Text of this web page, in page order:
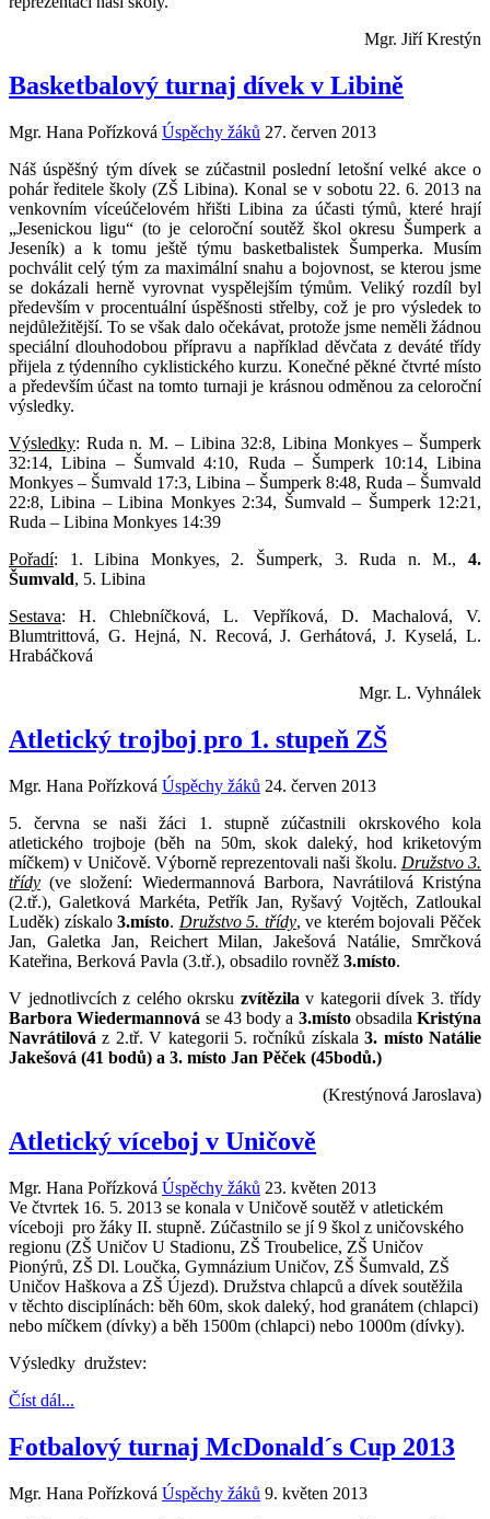
Mgr. Jiří Krestýn
Basketbalový turnaj dívek v Libině
Mgr. Hana Pořízková Úspěchy žáků 27. červen 2013
Náš úspěšný tým dívek se zúčastnil poslední letošní velké akce o
pohár ředitele školy (ZŠ Libina). Konal se v sobotu 22. 6. 2013 na
venkovním víceúčelovém hřišti Libina za účasti týmů, které hrají
„Jesenickou ligu“ (to je celoroční soutěž škol okresu Šumperk a
Jeseník) a k tomu ještě týmu basketbalistek Šumperka. Musím
pochválit celý tým za maximální snahu a bojovnost, se kterou jsme
se dokázali herně vyrovnat vyspělejším týmům. Veliký rozdíl byl
především v procentuální úspěšnosti střelby, což je pro výsledek to
nejdůležitější. To se však dalo očekávat, protože jsme neměli žádnou
speciální dlouhodobou přípravu a například děvčata z deváté třídy
přijela z týdenního cyklistického kurzu. Konečné pěkné čtvrté místo
a především účast na tomto turnaji je krásnou odměnou za celoroční
výsledky.
Výsledky: Ruda n. M. – Libina 32:8, Libina Monkyes – Šumperk
32:14, Libina – Šumvald 4:10, Ruda – Šumperk 10:14, Libina
Monkyes – Šumvald 17:3, Libina – Šumperk 8:48, Ruda – Šumvald
22:8, Libina – Libina Monkyes 2:34, Šumvald – Šumperk 12:21,
Ruda – Libina Monkyes 14:39
Pořadí: 1. Libina Monkyes, 2. Šumperk, 3. Ruda n. M., 4.
Šumvald, 5. Libina
Sestava: H. Chlebníčková, L. Vepříková, D. Machalová, V.
Blumtrittová, G. Hejná, N. Recová, J. Gerhátová, J. Kyselá, L.
Hrabáčková
Mgr. L. Vyhnálek
Atletický trojboj pro 1. stupeň ZŠ
Mgr. Hana Pořízková Úspěchy žáků 24. červen 2013
5. června se naši žáci 1. stupně zúčastnili okrskového kola
atletického trojboje (běh na 50m, skok daleký, hod kriketovým
míčkem) v Uničově. Výborně reprezentovali naši školu. Družstvo 3.
třídy (ve složení: Wiedermannová Barbora, Navrátilová Kristýna
(2.tř.), Galetková Markéta, Petřík Jan, Ryšavý Vojtěch, Zatloukal
Luděk) získalo3.místo. Družstvo 5. třídy, ve kterém bojovali Pěček
Jan, Galetka Jan, Reichert Milan, Jakešová Natálie, Smrčková
Kateřina, Berková Pavla (3.tř.), obsadilo rovněž 3.místo.
V jednotlivcích z celého okrsku zvítězila v kategorii dívek 3. třídy
Barbora Wiedermannová se 43 body a 3.místoobsadila Kristýna
Navrátilová z 2.tř. V kategorii 5. ročníků získala3. místo Natálie
Jakešová (41 bodů) a 3. místo Jan Pěček (45bodů.)
(Krestýnová Jaroslava)
Atletický víceboj v Uničově
Mgr. Hana Pořízková Úspěchy žáků 23. květen 2013
Ve čtvrtek 16. 5. 2013 se konala v Uničově soutěž v atletickém
víceboji pro žáky II. stupně. Zúčastnilo se jí 9 škol z uničovského
regionu (ZŠ Uničov U Stadionu, ZŠ Troubelice, ZŠ Uničov
Pionýrů, ZŠ Dl. Loučka, Gymnázium Uničov, ZŠ Šumvald, ZŠ
Uničov Haškova a ZŠ Újezd). Družstva chlapců a dívek soutěžila
v těchto disciplínách: běh 60m, skok daleký, hod granátem (chlapci)
nebo míčkem (dívky) a běh 1500m (chlapci) nebo 1000m (dívky).
Výsledky družstev:
Číst dál...
Fotbalový turnaj McDonald´s Cup 2013
Mgr. Hana Pořízková Úspěchy žáků 9. květen 2013